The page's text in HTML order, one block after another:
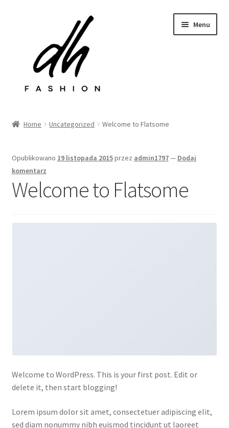
Menu
Kontakt
Home Uncategorized Welcome to Flatsome
Opublikowano 19 listopada 2015przez admin1797— Dodaj
komentarz
Welcome to Flatsome
Welcome to WordPress. This is your first post. Edit or
delete it, then start blogging!
Lorem ipsum dolor sit amet, consectetuer adipiscing elit,
sed diam nonummy nibh euismod tincidunt ut laoreet